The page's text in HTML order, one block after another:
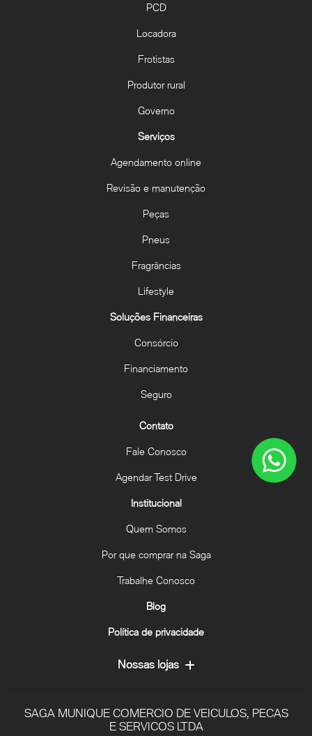
PCD
Locadora
Frotistas
Produtor rural
Governo
Serviços
Agendamento online
Revisão e manutenção
Peças
Pneus
Fragrâncias
Lifestyle
Soluções Financeiras
Consórcio
Financiamento
Seguro
Contato
Fale Conosco
Agendar Test Drive
Institucional
Quem Somos
Por que comprar na Saga
Trabalhe Conosco
Blog
Política de privacidade
Nossas lojas
SAGA MUNIQUE COMERCIO DE VEICULOS, PECAS
E SERVICOS LTDA